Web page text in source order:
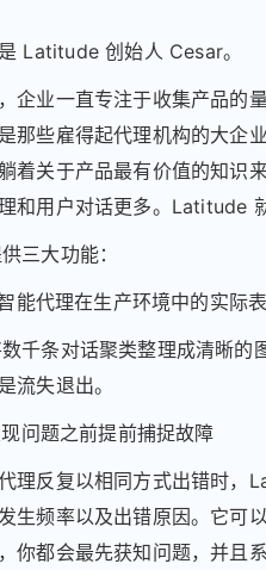
Latitude 创始人 Cesar。
企业一直专注于收集产品的
那些雇得起代理机构的大企
着关于产品最有价值的知识
和用户对话更多。Latitude
三大功能：
能代理在生产环境中的实际
千条对话聚类整理成清晰的
流失退出。
问题之前提前捕捉故障
理反复以相同方式出错时，
生频率以及出错原因。它可
你都会最先获知问题，并且